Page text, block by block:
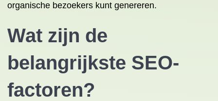
organische bezoekers kunt genereren.
Wat zijn de
belangrijkste SEO-
factoren?